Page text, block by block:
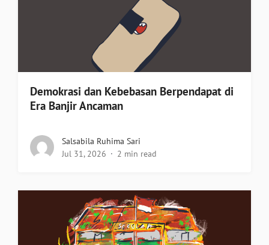
Demokrasi dan Kebebasan Berpendapat di
Era Banjir Ancaman
Salsabila Ruhima Sari
Jul 31, 2026
2 min read